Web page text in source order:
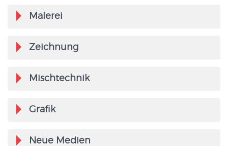
Malerei
Zeichnung
Mischtechnik
Grafik
Neue Medien